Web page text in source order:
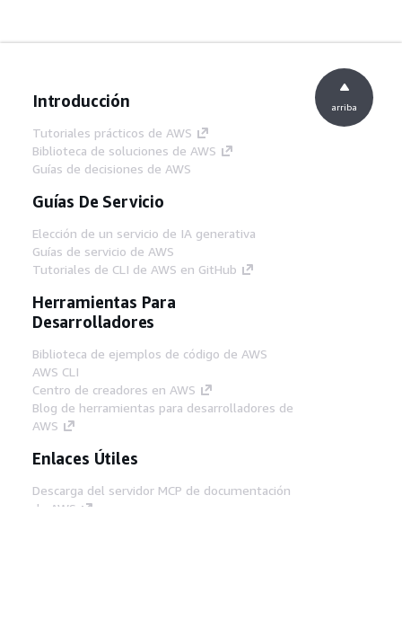
Introducción
Tutoriales prácticos de AWS
Biblioteca de soluciones de AWS
Guías de decisiones de AWS
Guías De Servicio
Elección de un servicio de IA generativa
Guías de servicio de AWS
Tutoriales de CLI de AWS en GitHub
Herramientas Para
Desarrolladores
Biblioteca de ejemplos de código de AWS
AWS CLI
Centro de creadores en AWS
Blog de herramientas para desarrolladores de
AWS
Enlaces Útiles
Descarga del servidor MCP de documentación
de AWS
arriba